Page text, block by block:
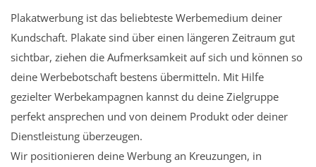
Plakatwerbung ist das beliebteste Werbemedium deiner
Kundschaft. Plakate sind über einen längeren Zeitraum gut
sichtbar, ziehen die Aufmerksamkeit auf sich und können so
deine Werbebotschaft bestens übermitteln. Mit Hilfe
gezielter Werbekampagnen kannst du deine Zielgruppe
perfekt ansprechen und von deinem Produkt oder deiner
Dienstleistung überzeugen.
Wir positionieren deine Werbung an Kreuzungen, in